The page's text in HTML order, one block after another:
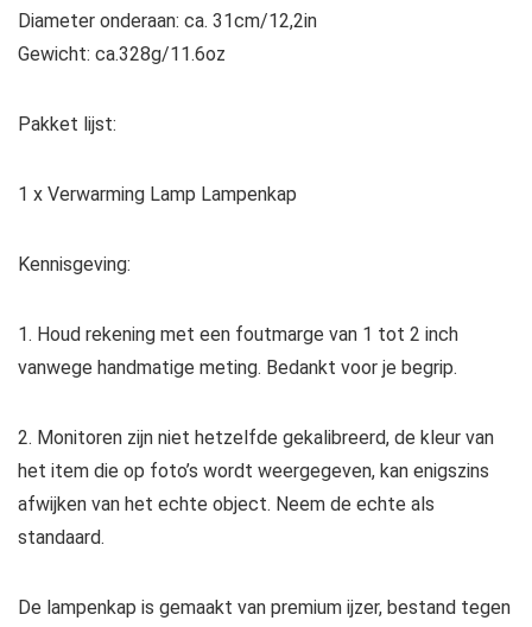
Diameter onderaan: ca. 31cm/12,2in
Gewicht: ca.328g/11.6oz
Pakket lijst:
1 x Verwarming Lamp Lampenkap
Kennisgeving:
1. Houd rekening met een foutmarge van 1 tot 2 inch
vanwege handmatige meting. Bedankt voor je begrip.
2. Monitoren zijn niet hetzelfde gekalibreerd, de kleur van
het item die op foto’s wordt weergegeven, kan enigszins
afwijken van het echte object. Neem de echte als
standaard.
De lampenkap is gemaakt van premium ijzer, bestand tegen